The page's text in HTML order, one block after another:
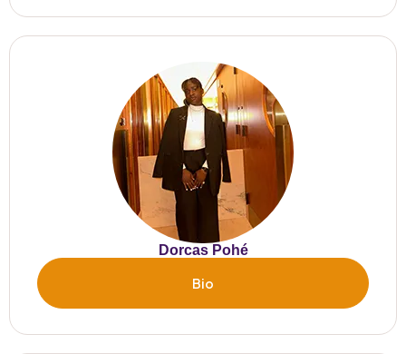
Dorcas Pohé
Bio